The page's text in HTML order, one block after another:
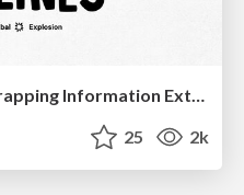
Practical Tips for Bootstrapping Information Extraction Pipelines
25 2k